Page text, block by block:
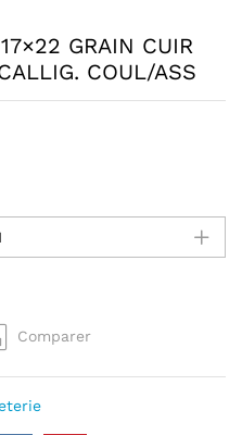
GRAIN CUIR
COUL/ASS
Comparer